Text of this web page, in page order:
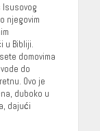
Isusovog
njegovim
u Bibliji.
domovima
do
Ovo je
duboko u
dajući